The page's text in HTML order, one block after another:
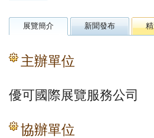
展覽簡介 新聞發布
主辦單位
優可國際展覽服務公司
協辦單位